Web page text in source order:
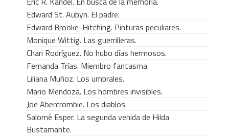
Edward St. Aubyn. El padre.
Edward Brooke-Hitching. Pinturas peculiares.
Monique Wittig. Las guerrilleras.
Chari Rodríguez. No hubo días hermosos.
Fernanda Trías. Miembro fantasma.
Liliana Muñoz. Los umbrales.
Mario Mendoza. Los hombres invisibles.
Joe Abercrombie. Los diablos.
Salomé Esper. La segunda venida de Hilda
Bustamante.